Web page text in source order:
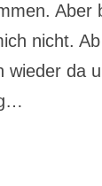
Aber
nicht.
wieder da